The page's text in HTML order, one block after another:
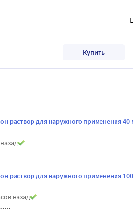
Купить
раствор для наружного применения 40
раствор для наружного применения
назад